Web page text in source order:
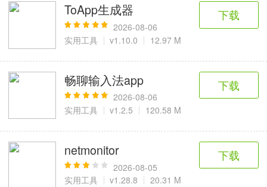
ToApp生成器
2026-08-06
实用工具
v1.10.0 12.97 M
下载
畅聊输入法app
2026-08-06
实用工具
v1.2.5 120.58 M
下载
netmonitor
2026-08-05
实用工具
v1.28.8 20.31 M
下载